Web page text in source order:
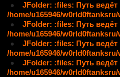
JFolder: :files: Путь ведёт
/home/u165946/
JFolder: :files: Путь ведёт
/home/u165946/
JFolder: :files: Путь ведёт
/home/u165946/
JFolder: :files: Путь ведёт
/home/u165946/